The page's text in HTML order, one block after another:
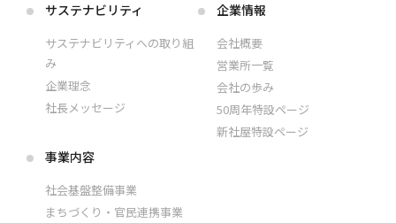
サステナビリティ
サステナビリティへの取り組
み
企業理念
社長メッセージ
企業情報
会社概要
営業所一覧
会社の歩み
50周年特設ページ
新社屋特設ページ
事業内容
社会基盤整備事業
まちづくり・官民連携事業